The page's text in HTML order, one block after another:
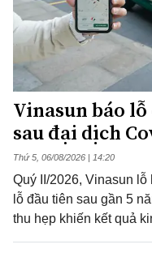
Vinasun báo
sau đại dịch
Thứ 5, 06/08/2026 | 14:20
Quý II/2026, Vinasun
lỗ đầu tiên sau gần 5
thu hẹp khiến kết quả